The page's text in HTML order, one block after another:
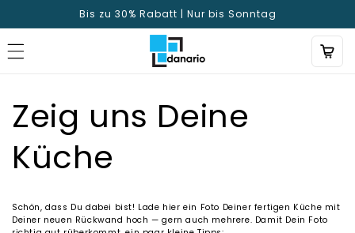
Inhalt
Bis zu 30% Rabatt | Nur bis Sonntag
Zeig uns Deine
Küche
Schön, dass Du dabei bist! Lade hier ein Foto Deiner fertigen Küche mit
Deiner neuen Rückwand hoch — gern auch mehrere. Damit Dein Foto